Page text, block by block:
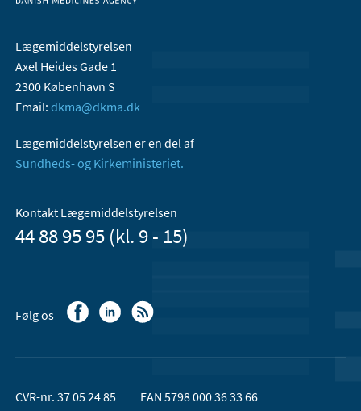
Lægemiddelstyrelsen
Axel Heides Gade 1
2300 København S
Email: dkma@dkma.dk
Lægemiddelstyrelsen er en del af
Sundheds- og Kirkeministeriet.
Kontakt Lægemiddelstyrelsen
44 88 95 95 (kl. 9 - 15)
Følg os
CVR-nr. 37 05 24 85 EAN 5798 000 36 33 66